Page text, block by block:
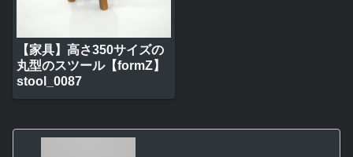
【家具】高さ350サイズの
丸型のスツール【formZ】
stool_0087